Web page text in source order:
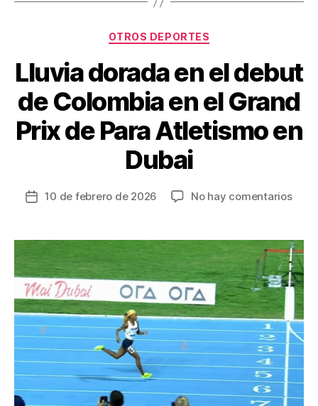
Categorías
OTROS DEPORTES
Lluvia dorada en el debut
de Colombia en el Grand
Prix de Para Atletismo en
Dubai
Fecha
entrada
10 de febrero de 2026 No hay comentariosen
en
el
de
en
el
Prix
de
Para